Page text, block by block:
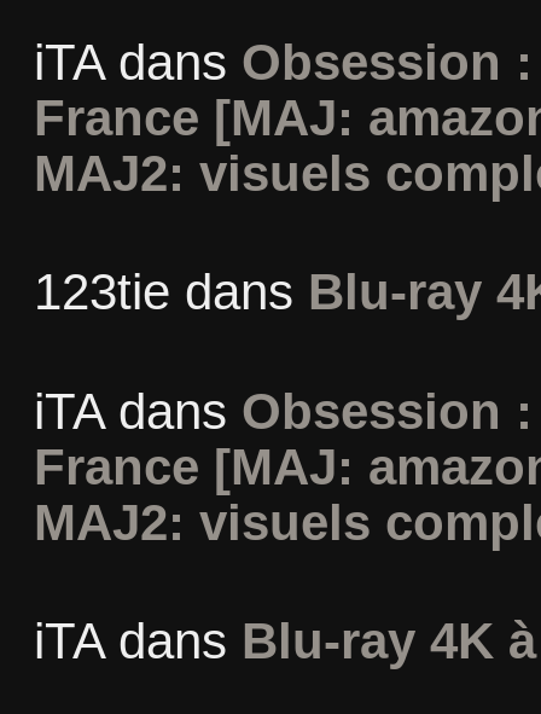
iTAdans Obsession
France [MAJ:
MAJ2: visuels
123tie dans Blu-ray
iTAdans Obsession
France [MAJ:
MAJ2: visuels
iTAdans Blu-ray 4K